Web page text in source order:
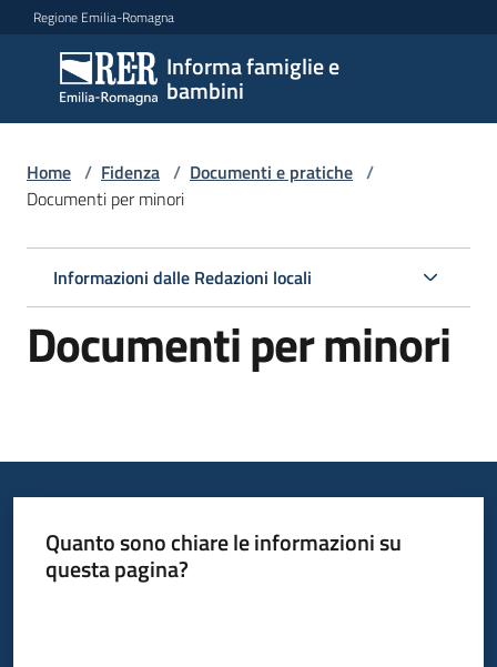
Vai al contenuto
Vai alla navigazione
Vai al footer
Regione Emilia-Romagna
Informa famiglie e
bambini
Informa
famiglie
e
bambini
Argomenti
Servizi
le
Informazioni
Home / Fidenza / Documenti e pratiche /
Documenti per minori
Informazioni dalle Redazioni locali
Documenti per minori
Quanto sono chiare le informazioni su
questa pagina?